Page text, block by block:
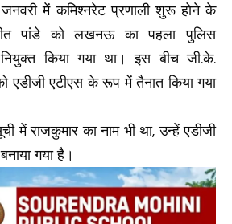
में कमिश्नरेट प्रणाली शुरू होने के
पांडे को लखनऊ का पहला पुलिस
किया गया था। इस बीच जी.के.
एडीजी एटीएस के रूप में तैनात किया गया
में राजकुमार का नाम भी था, उन्हें एडीजी
गया है।